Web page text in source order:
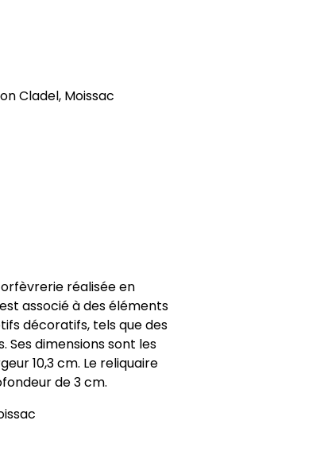
Cladel, Moissac
réalisée en
associé à des éléments
décoratifs, tels que des
Ses dimensions sont les
10,3 cm. Le reliquaire
de 3 cm.